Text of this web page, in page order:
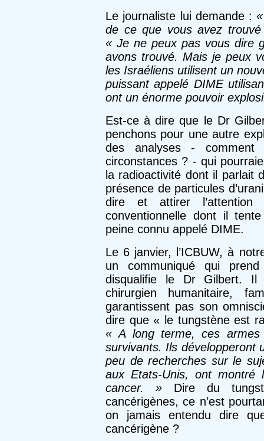
Le journaliste lui demande :
de ce que vous avez trouvé
« Je ne peux pas vous dire
avons trouvé. Mais je peux
les Israéliens utilisent un
puissant appelé DIME
ont un énorme pouvoir
Est-ce à dire que le Dr
penchons pour une autre
des analyses - comment
circonstances ? - qui
la radioactivité dont il parlait
présence de particules
dire et attirer
conventionnelle dont il
peine connu appelé DIME.
Le 6 janvier, l’ICBUW, à
un communiqué qui
disqualifie le Dr Gilbert.
chirurgien humanitaire,
garantissent pas son
dire que « le tungstène est
« A long terme, ces
survivants. Ils développeront
peu de recherches sur le
aux Etats-Unis, ont montré
cancer. »Dire du
cancérigènes, ce n’est
on jamais entendu dire
cancérigène ?